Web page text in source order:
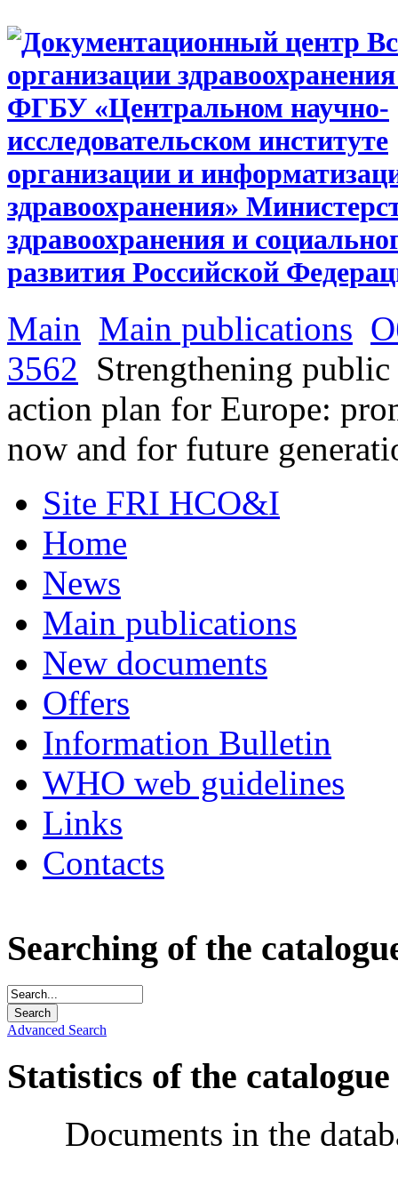
Main Main publications
3562 Strengthening public
action plan for Europe:
now and for future
Site FRI HCO&I
Home
News
Main publications
New documents
Offers
Information Bulletin
WHO web guidelines
Links
Contacts
Searching of the
Advanced Search
Statistics of the catalogue
Documents in the